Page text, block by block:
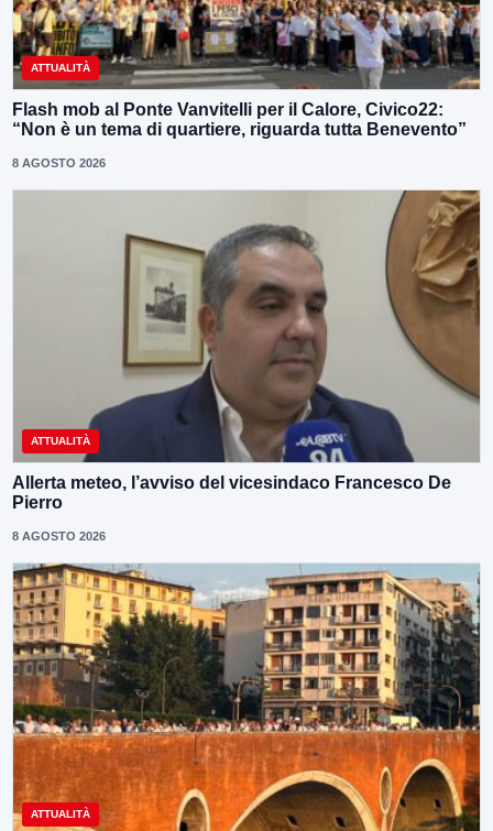
ATTUALITÀ
Flash mob al Ponte Vanvitelli per il Calore, Civico22:
“Non è un tema di quartiere, riguarda tutta Benevento”
8 AGOSTO 2026
ATTUALITÀ
Allerta meteo, l’avviso del vicesindaco Francesco De
Pierro
8 AGOSTO 2026
ATTUALITÀ